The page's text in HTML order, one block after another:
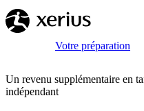
Sauter au contenu principal
Breadcrumb
AccueilVotre préparation
Un revenu supplémentaire en
indépendant